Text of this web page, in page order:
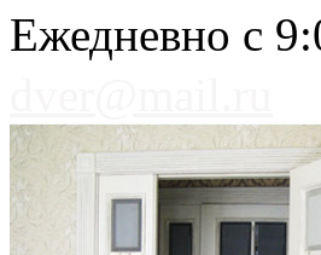
Ежедневно с